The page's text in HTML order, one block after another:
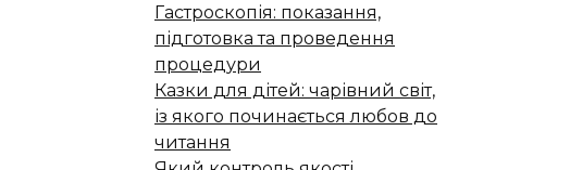
Гастроскопія: показання,
підготовка та проведення
процедури
Казки для дітей: чарівний світ,
із якого починається любов до
читання